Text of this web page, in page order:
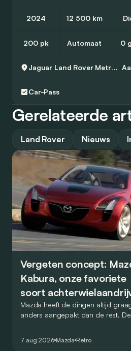
2024 12 500 km
200 pk Automaat 0
Jaguar Land Rover Metropool Zuid
Car-Pass
Gerelateerde
Land Rover Nieuws
Vergeten concept:
Kabura, onze favoriete
soort
Mazda heeft de dingen altijd
anders aangepakt dan de rest.
7 aug 2026 Mazda Retro